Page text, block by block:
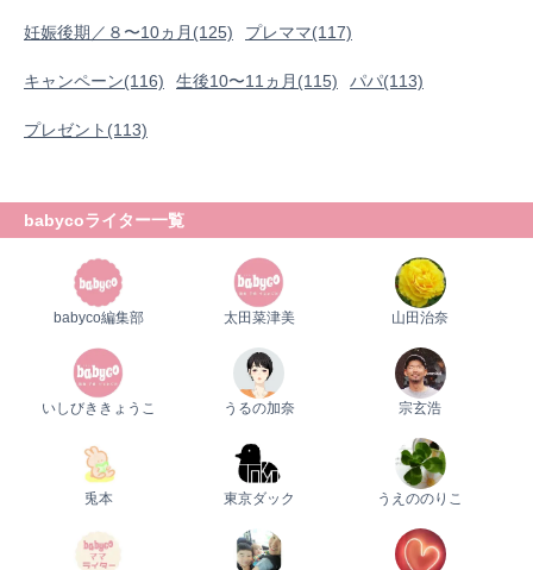
妊娠後期／８〜10ヵ月(125) プレママ(117)
キャンペーン(116) 生後10〜11ヵ月(115) パパ(113)
プレゼント(113)
babycoライター一覧
babyco編集部 太田菜津美 山田治奈
いしびききょうこ うるの加奈 宗玄浩
兎本 東京ダック うえののりこ
0歳 1歳 2歳 産後
妊娠後期／８〜10ヵ月
プレママ
キャンペーン 生後10〜11ヵ月
パパ